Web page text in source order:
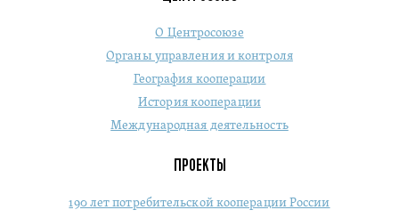
О Центросоюзе
Органы управления и контроля
География кооперации
История кооперации
Международная деятельность
ПРОЕКТЫ
190 лет потребительской кооперации России